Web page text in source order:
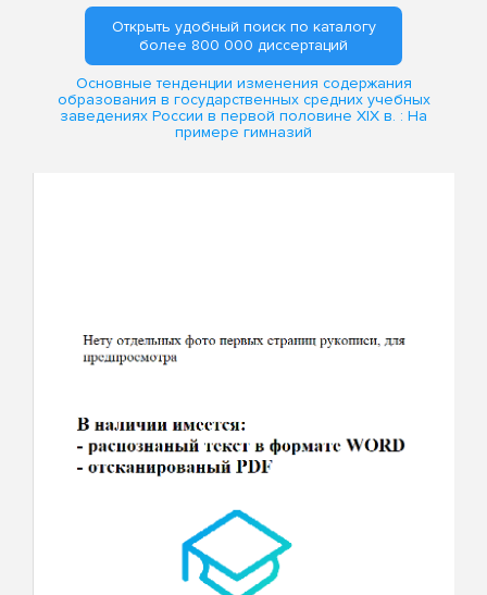
Открыть удобный поиск по каталогу
более 800 000 диссертаций
Основные тенденции изменения содержания
образования в государственных средних учебных
заведениях России в первой половине XIX в. : На
примере гимназий